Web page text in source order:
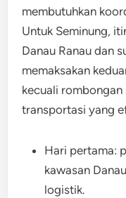
membutuhkan
Untuk Seminung,
Danau Ranau dan
memaksakan
kecuali rombongan
transportasi yang
Hari pertama:
kawasan
logistik.